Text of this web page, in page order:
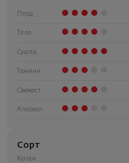
Плод
Тяло
Сухота
Танини
Свежест
Алкохол
Сорт
Купаж